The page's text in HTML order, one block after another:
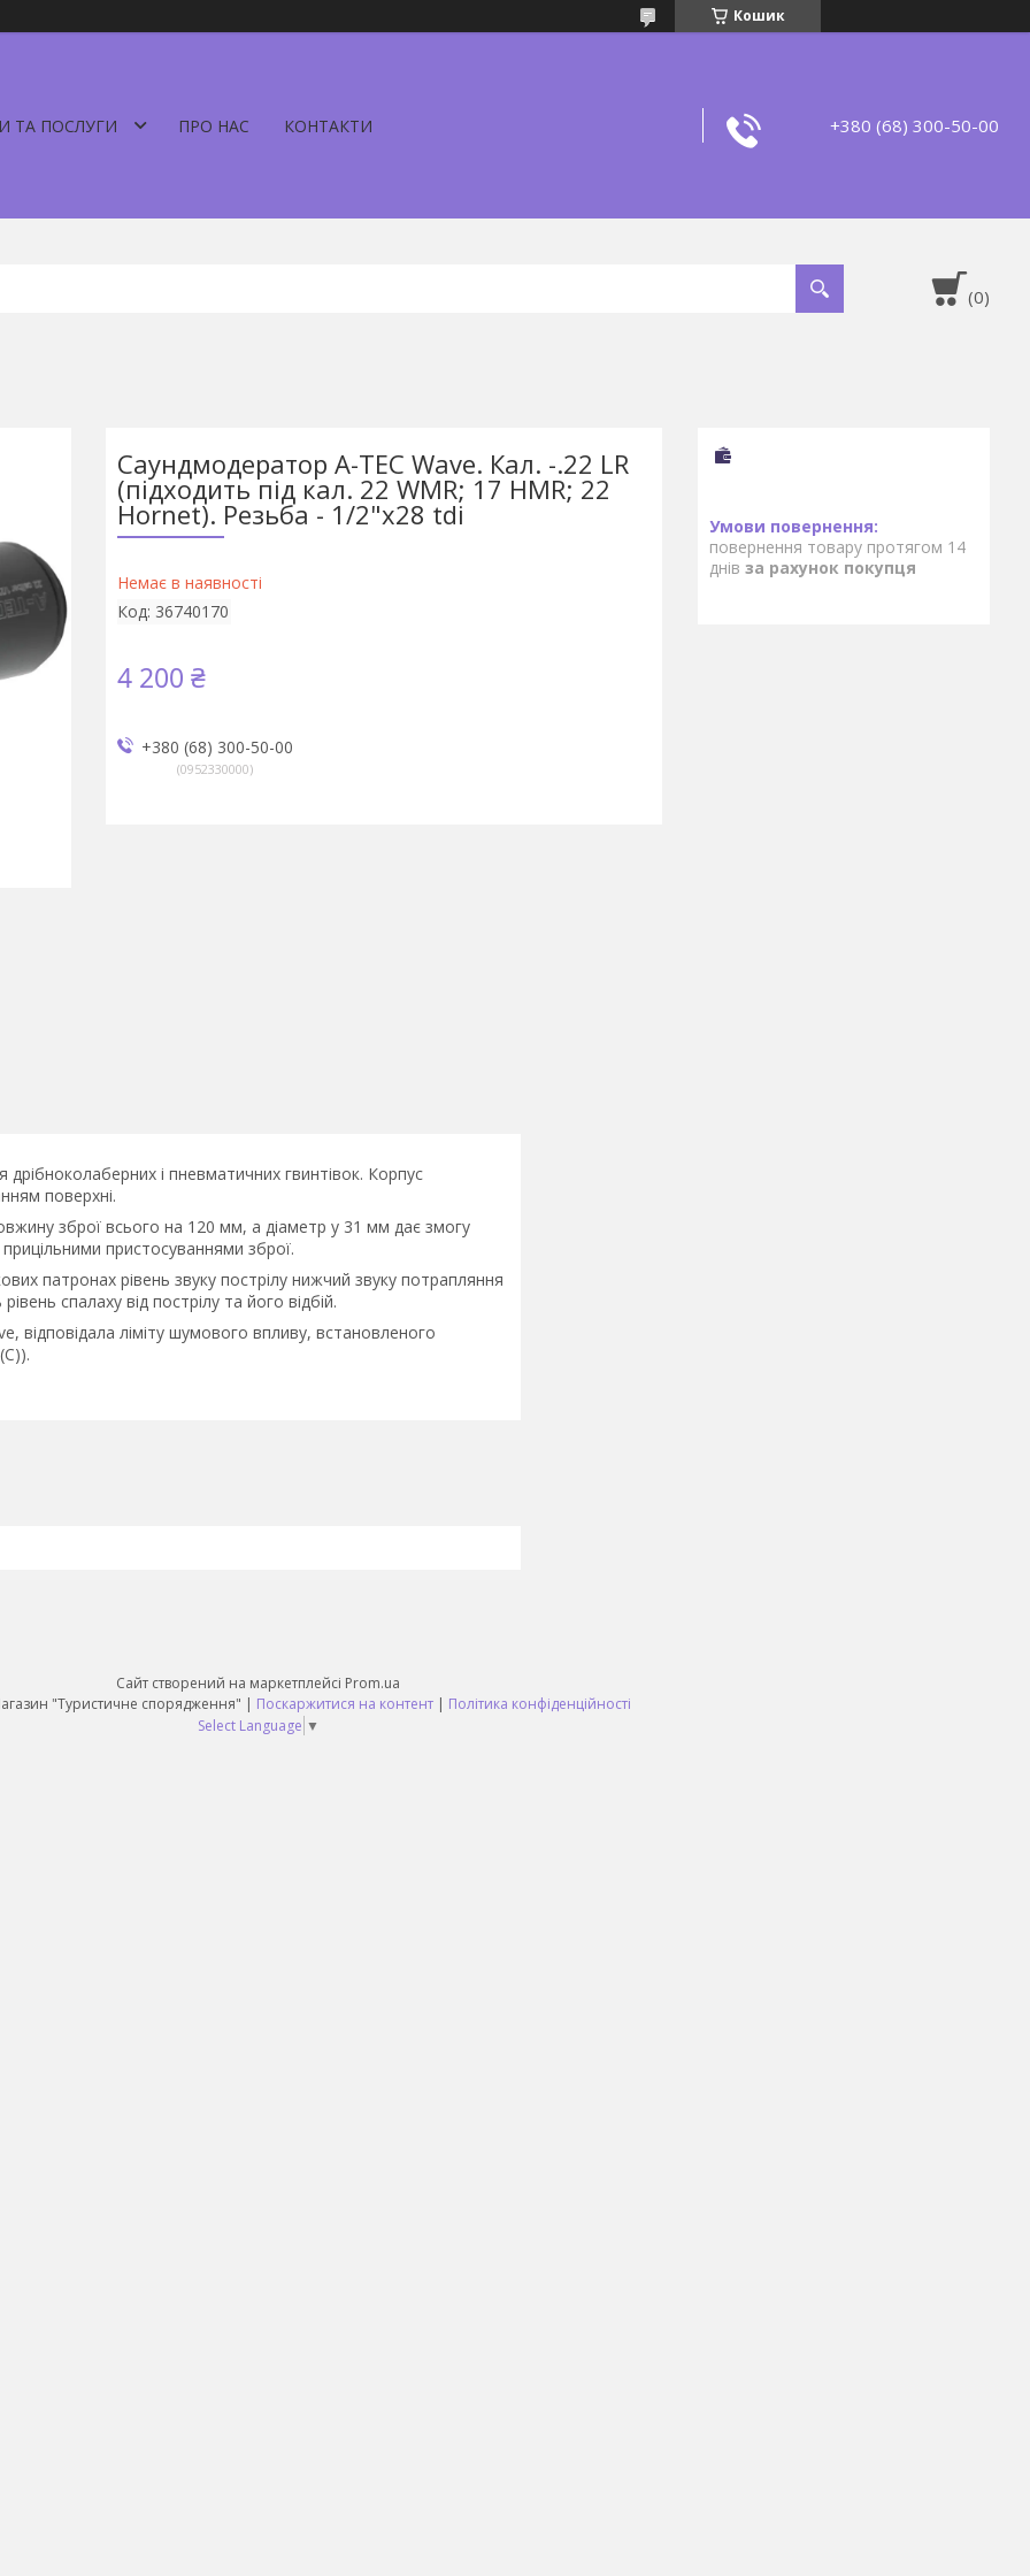
Кошик
ТА ПОСЛУГИ ПРО НАС КОНТАКТИ +380 (68) 300-50-00
Саундмодератор A-TEC Wave. Кал. -.22 LR
(підходить під кал. 22 WMR; 17 HMR; 22
Hornet). Резьба - 1/2"х28 tdi
Немає в наявності
Код: 36740170
4 200 ₴
+380 (68) 300-50-00
0952330000
повернення товару протягом 14
днів за рахунок покупця
і пневматичних гвинтівок. Корпус
поверхні.
зброї всього на 120 мм, а діаметр у 31 мм дає змогу
пристосуваннями зброї.
патронах рівень звуку пострілу нижчий звуку потрапляння
спалаху від пострілу та його відбій.
відповідала ліміту шумового впливу, встановленого
Сайт створений на маркетплейсі Prom.ua
Daruy Інтернет Магазин "Туристичне спорядження" | Поскаржитися на контент | Політика конфіденційності
Select Language ▼